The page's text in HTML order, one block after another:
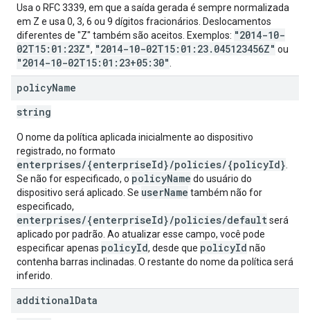
Usa o RFC 3339, em que a saída gerada é sempre normalizada
em Z e usa 0, 3, 6 ou 9 dígitos fracionários. Deslocamentos
diferentes de "Z" também são aceitos. Exemplos: "2014-10-
02T15:01:23Z", "2014-10-02T15:01:23.045123456Z" ou
"2014-10-02T15:01:23+05:30"
policyName
string
O nome da política aplicada inicialmente ao dispositivo
registrado, no formato
enterprises/{enterpriseId}/policies/{policyId}
Se não for especificado, o policyName do usuário do
dispositivo será aplicado. Se userName também não for
especificado,
enterprises/{enterpriseId}/policies/defaultserá
aplicado por padrão. Ao atualizar esse campo, você pode
especificar apenas policyId, desde que policyId não
contenha barras inclinadas. O restante do nome da política será
inferido.
additionalData